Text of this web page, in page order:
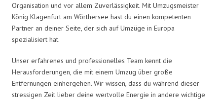
Organisation und vor allem Zuverlässigkeit. Mit Umzugsmeister
König Klagenfurt am Wörthersee hast du einen kompetenten
Partner an deiner Seite, der sich auf Umzüge in Europa
spezialisiert hat.
Unser erfahrenes und professionelles Team kennt die
Herausforderungen, die mit einem Umzug über große
Entfernungen einhergehen. Wir wissen, dass du während dieser
stressigen Zeit lieber deine wertvolle Energie in andere wichtige